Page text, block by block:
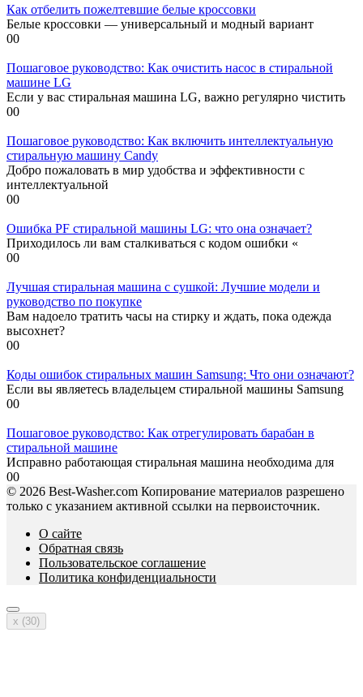
Как отбелить пожелтевшие белые кроссовки
Белые кроссовки — универсальный и модный вариант
00
Пошаговое руководство: Как очистить насос в стиральной
машине LG
Если у вас стиральная машина LG, важно регулярно чистить
00
Пошаговое руководство: Как включить интеллектуальную
стиральную машину Candy
Добро пожаловать в мир удобства и эффективности с
интеллектуальной
00
Ошибка PF стиральной машины LG: что она означает?
Приходилось ли вам сталкиваться с кодом ошибки «
00
Лучшая стиральная машина с сушкой: Лучшие модели и
руководство по покупке
Вам надоело тратить часы на стирку и ждать, пока одежда
высохнет?
00
Коды ошибок стиральных машин Samsung: Что они означают?
Если вы являетесь владельцем стиральной машины Samsung
00
Пошаговое руководство: Как отрегулировать барабан в
стиральной машине
Исправно работающая стиральная машина необходима для
00
© 2026 Best-Washer.com Копирование материалов разрешено
только с указанием активной ссылки на первоисточник.
О сайте
Обратная связь
Пользовательское соглашение
Политика конфиденциальности
x (30)